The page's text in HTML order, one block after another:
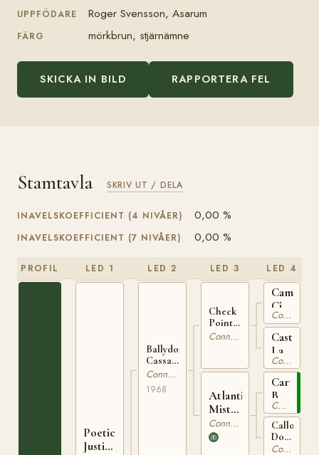
UPPFÖDARE Roger Svensson, Asarum
FÄRG mörkbrun, stjärnämne
SKICKA IN BILD RAPPORTERA FEL
Stamtavla SKRIV UT / DELA
INAVELSKOEFFICIENT (4 NIVÅER) 0,00 %
INAVELSKOEFFICIENT (7 NIVÅER) 0,00 %
PROFIL LED 1
Poetic
Justice
LED 2
Ballydonagh
Cassanova
IRE 370Connemara
1968
LED 3
Check
Point
CharlieConnemara
Atlantic
Mist
IRE
2175
Connemara
LED 4
Camlin
Cicada
IRE
119
Connemara
Lady
IRE
2009
Connemara
Carna
Bobby
IRE
79
Connemara
Dolly
II Connemara